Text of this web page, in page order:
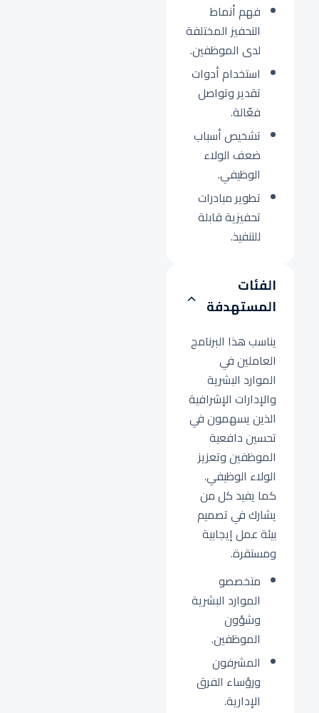
فهم أنماط
التحفيز المختلفة
لدى الموظفين.
استخدام أدوات
تقدير وتواصل
فعّالة.
تشخيص أسباب
ضعف الولاء
الوظيفي.
تطوير مبادرات
تحفيزية قابلة
للتنفيذ.
الفئات
المستهدفة
يناسب هذا البرنامج
العاملين في
الموارد البشرية
والإدارات الإشرافية
الذين يسهمون في
تحسين دافعية
الموظفين وتعزيز
الولاء الوظيفي.
كما يفيد كل من
يشارك في تصميم
بيئة عمل إيجابية
ومستقرة.
متخصصو
الموارد البشرية
وشؤون
الموظفين.
المشرفون
ورؤساء الفرق
الإدارية.